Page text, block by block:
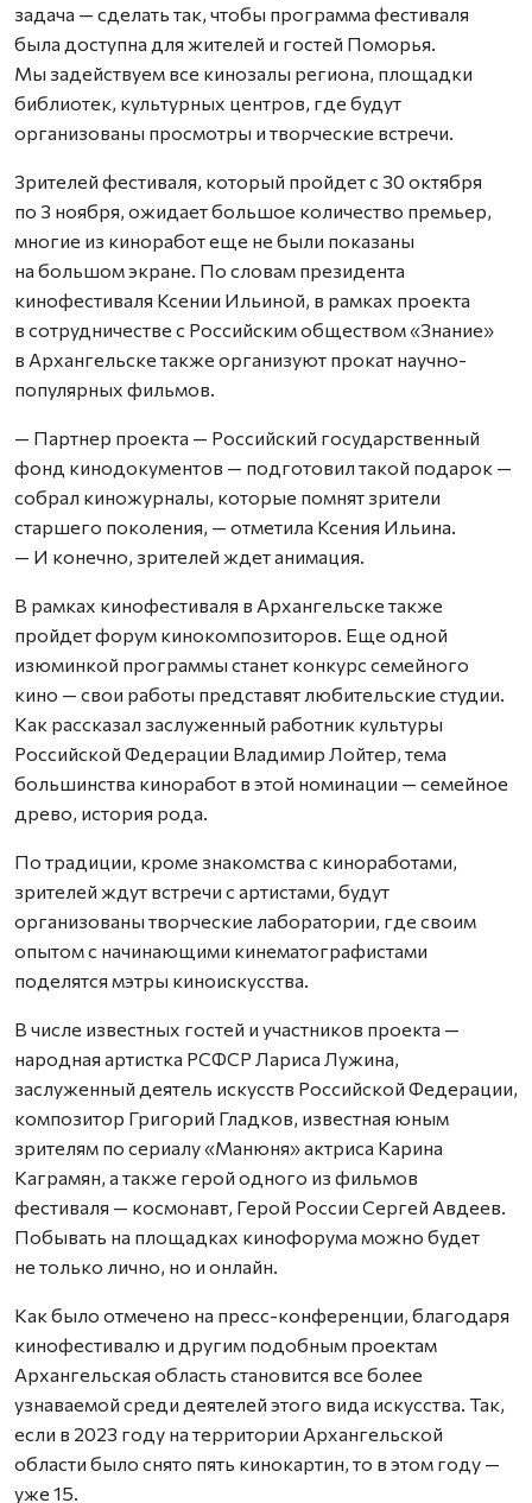
задача — сделать так, чтобы программа фестиваля
была доступна для жителей и гостей Поморья.
Мы задействуем все кинозалы региона, площадки
библиотек, культурных центров, где будут
организованы просмотры и творческие встречи.
Зрителей фестиваля, который пройдет с 30 октября
по 3 ноября, ожидает большое количество премьер,
многие из киноработ еще не были показаны
на большом экране. По словам президента
кинофестиваля Ксении Ильиной, в рамках проекта
в сотрудничестве с Российским обществом «Знание»
в Архангельске также организуют прокат научно-
популярных фильмов.
— Партнер проекта — Российский государственный
фонд кинодокументов — подготовил такой подарок —
собрал киножурналы, которые помнят зрители
старшего поколения, — отметила Ксения Ильина.
— И конечно, зрителей ждет анимация.
В рамках кинофестиваля в Архангельске также
пройдет форум кинокомпозиторов. Еще одной
изюминкой программы станет конкурс семейного
кино — свои работы представят любительские студии.
Как рассказал заслуженный работник культуры
Российской Федерации Владимир Лойтер, тема
большинства киноработ в этой номинации — семейное
древо, история рода.
По традиции, кроме знакомства с киноработами,
зрителей ждут встречи с артистами, будут
организованы творческие лаборатории, где своим
опытом с начинающими кинематографистами
поделятся мэтры киноискусства.
В числе известных гостей и участников проекта —
народная артистка РСФСР Лариса Лужина,
заслуженный деятель искусств Российской Федерации,
композитор Григорий Гладков, известная юным
зрителям по сериалу «Манюня» актриса Карина
Каграмян, а также герой одного из фильмов
фестиваля — космонавт, Герой России Сергей Авдеев.
Побывать на площадках кинофорума можно будет
не только лично, но и онлайн.
Как было отмечено на пресс-конференции, благодаря
кинофестивалю и другим подобным проектам
Архангельская область становится все более
узнаваемой среди деятелей этого вида искусства. Так,
если в 2023 году на территории Архангельской
области было снято пять кинокартин, то в этом году —
уже 15.